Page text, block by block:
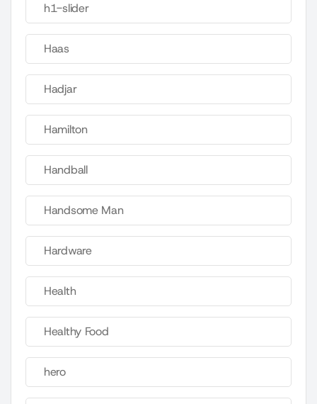
h1-slider
Haas
Hadjar
Hamilton
Handball
Handsome Man
Hardware
Health
Healthy Food
hero